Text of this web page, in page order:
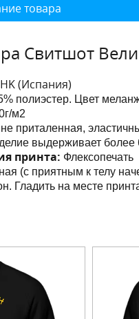
товара
Свитшот
(Испания)
полиэстер. Цвет
м2
приталенная,
выдерживает более
принта: Флексопечать
(с приятным к телу
Гладить на месте